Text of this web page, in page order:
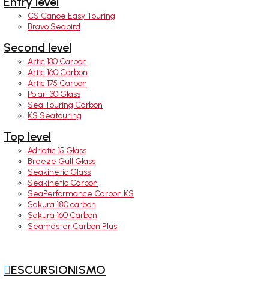
CS Canoe Easy Touring
Bravo Seabird
Second level
Artic 130 Carbon
Artic 160 Carbon
Artic 175 Carbon
Polar 130 Glass
Sea Touring Carbon
KS Seatouring
Top level
Adriatic 15 Glass
Breeze Gull Glass
Seakinetic Glass
Seakinetic Carbon
SeaPerformance Carbon KS
Sakura 180 carbon
Sakura 160 Carbon
Seamaster Carbon Plus
ESCURSIONISMO